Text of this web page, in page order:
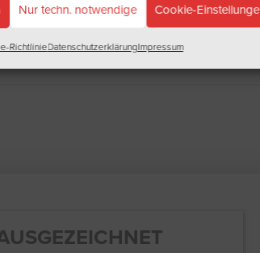
Nur techn. notwendige Cookie-
RichtlinieDatenschutzerklärungImpressum